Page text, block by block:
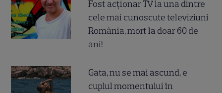
Fost acționar TV la una dintre
cele mai cunoscute televiziuni
România, mort la doar 60 de
ani!
Gata, nu se mai ascund, e
cuplul momentului în